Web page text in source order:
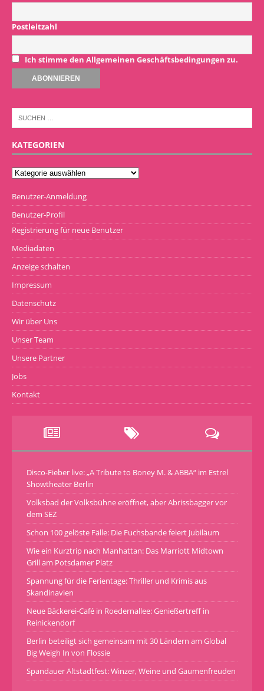
Postleitzahl
Ich stimme den Allgemeinen Geschäftsbedingungen zu.
KATEGORIEN
Benutzer-Anmeldung
Benutzer-Profil
Registrierung für neue Benutzer
Mediadaten
Anzeige schalten
Impressum
Datenschutz
Wir über Uns
Unser Team
Unsere Partner
Jobs
Kontakt
Disco-Fieber live: „A Tribute to Boney M. & ABBA“ im Estrel
Showtheater Berlin
Volksbad der Volksbühne eröffnet, aber Abrissbagger vor
dem SEZ
Schon 100 gelöste Fälle: Die Fuchsbande feiert Jubiläum
Wie ein Kurztrip nach Manhattan: Das Marriott Midtown
Grill am Potsdamer Platz
Spannung für die Ferientage: Thriller und Krimis aus
Skandinavien
Neue Bäckerei-Café in Roedernallee: Genießertreff in
Reinickendorf
Berlin beteiligt sich gemeinsam mit 30 Ländern am Global
Big Weigh In von Flossie
Spandauer Altstadtfest: Winzer, Weine und Gaumenfreuden